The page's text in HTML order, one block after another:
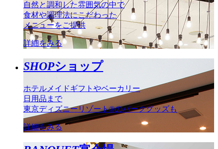
自然と調和した雰囲気の中で
食材や調理法にこだわった
メニューをご提供
詳細をみる
SHOPショップ
ホテルメイドギフトやベーカリー
日用品まで
東京ディズニーリゾート®のパークグッズも
詳細をみる